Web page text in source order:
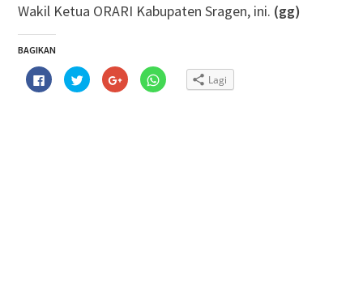
Wakil Ketua ORARI Kabupaten Sragen, ini. (gg)
BAGIKAN
Klik
untuk
membagikan
Klik
untuk
berbagi
Klik
untuk
berbagi
Klik
untuk Lagi